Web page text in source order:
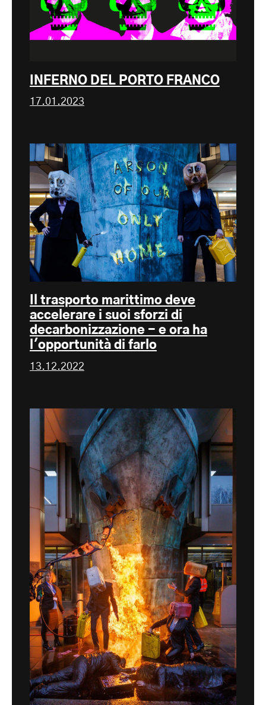
INFERNO DEL PORTO FRANCO
17.01.2023
Il trasporto marittimo deve
accelerare i suoi sforzi di
decarbonizzazione - e ora ha
l'opportunità di farlo
13.12.2022